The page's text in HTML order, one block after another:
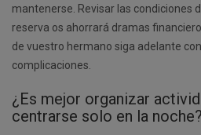
mantenerse. Revisar las condiciones
reserva os ahorrará dramas
de vuestro hermano siga adelante
complicaciones.
¿Es mejor organizar
centrarse solo en la noche?